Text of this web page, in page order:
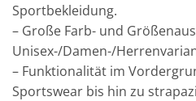
Sportbekleidung.
– Große Farb- und
Unisex-/Damen-/
– Funktionalität im
Sportswear bis hin zu